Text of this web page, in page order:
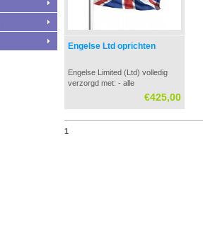
Engelse Ltd oprichten
Engelse Limited (Ltd) volledig
verzorgd met: - alle
oprichtingsdocumenten -
begeleiding bij inschrijving bij KvK
aanvraag fiscale nummers
€425,00
1